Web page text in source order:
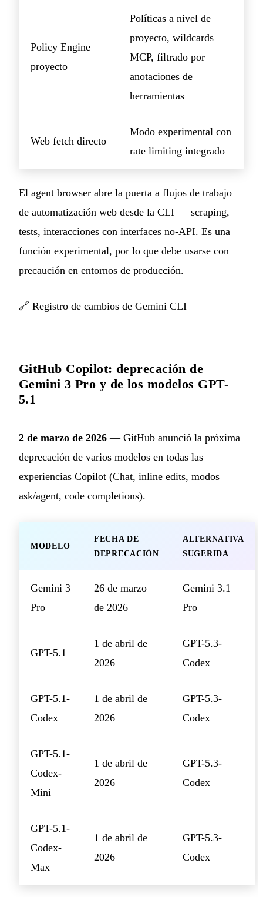
Policy Engine —
proyecto
Políticas a nivel de
proyecto, wildcards
MCP, filtrado por
anotaciones de
herramientas
Web fetch directo
Modo experimental con
rate limiting integrado
El agent browser abre la puerta a flujos de trabajo
de automatización web desde la CLI — scraping,
tests, interacciones con interfaces no-API. Es una
función experimental, por lo que debe usarse con
precaución en entornos de producción.
🔗 Registro de cambios de Gemini CLI
GitHub Copilot: deprecación de
Gemini 3 Pro y de los modelos GPT-
5.1
2 de marzo de 2026 — GitHub anunció la próxima
deprecación de varios modelos en todas las
experiencias Copilot (Chat, inline edits, modos
ask/agent, code completions).
MODELO
FECHA DE
DEPRECACIÓN
ALTERNATIVA
SUGERIDA
Gemini 3
Pro
26 de marzo
de 2026
Gemini 3.1
Pro
GPT-5.1
1 de abril de
2026
GPT-5.3-
Codex
GPT-5.1-
Codex
1 de abril de
2026
GPT-5.3-
Codex
GPT-5.1-
Codex-
Mini
1 de abril de
2026
GPT-5.3-
Codex
GPT-5.1-
Codex-
Max
1 de abril de
2026
GPT-5.3-
Codex